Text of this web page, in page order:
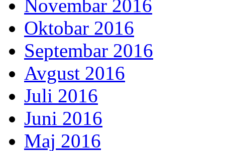
Novembar 2016
Oktobar 2016
Septembar 2016
Avgust 2016
Juli 2016
Juni 2016
Maj 2016